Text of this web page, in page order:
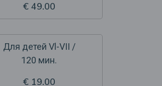
€ 49.00
Для детей Vl-VII /
120 мин.
€ 19.00